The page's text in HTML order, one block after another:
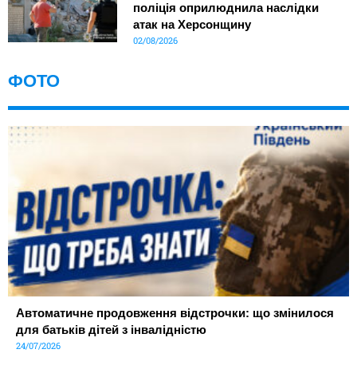
поліція оприлюднила наслідки
атак на Херсонщину
02/08/2026
ФОТО
Автоматичне продовження відстрочки: що змінилося
для батьків дітей з інвалідністю
24/07/2026